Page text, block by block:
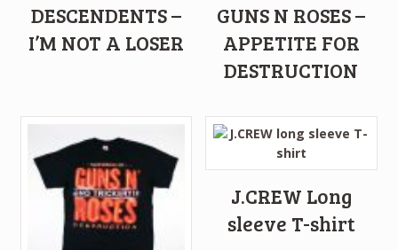
DESCENDENTS –
I’M NOT A LOSER
GUNS N ROSES –
APPETITE FOR
DESTRUCTION
J.CREW Long
sleeve T-shirt